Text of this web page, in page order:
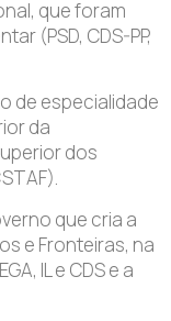
que foram
(PSD, CDS-PP,
de especialidade
da
dos
que cria a
e Fronteiras, na
IL e CDS e a